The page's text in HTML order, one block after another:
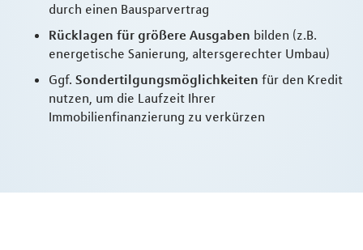
durch einen Bausparvertrag
Rücklagen für größere Ausgaben bilden (z.B.
energetische Sanierung, altersgerechter Umbau)
Ggf. Sondertilgungsmöglichkeiten für den Kredit
nutzen, um die Laufzeit Ihrer
Immobilienfinanzierung zu verkürzen